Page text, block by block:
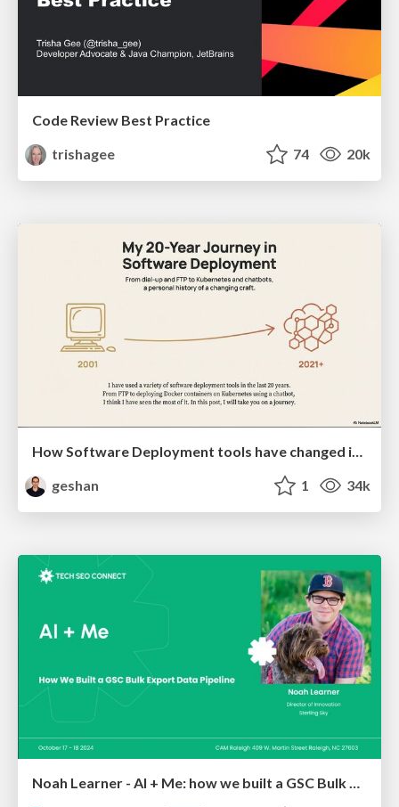
Code Review Best Practice
trishagee
74 20k
How Software Deployment tools have changed in the past 20 years
geshan
1 34k
Noah Learner - AI + Me: how we built a GSC Bulk Export data pipeline